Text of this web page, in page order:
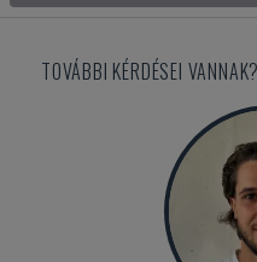
TOVÁBBI KÉRDÉSEI